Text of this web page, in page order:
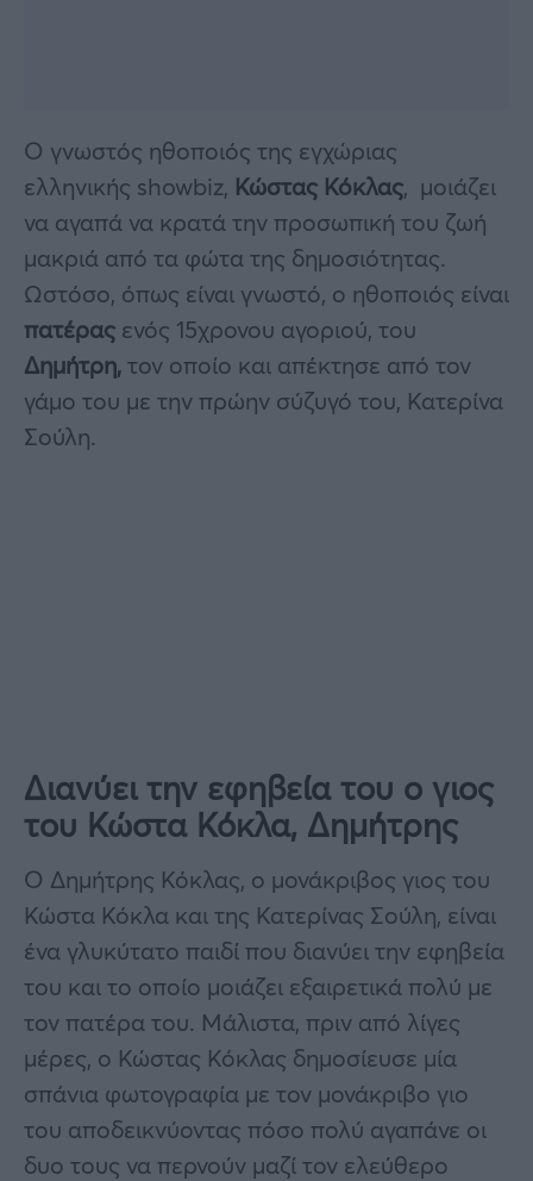
Ο γνωστός ηθοποιός της εγχώριας
ελληνικής showbiz, Κώστας Κόκλας, μοιάζει
να αγαπά να κρατά την προσωπική του ζωή
μακριά από τα φώτα της δημοσιότητας.
Ωστόσο, όπως είναι γνωστό, ο ηθοποιός είναι
πατέρας ενός 15χρονου αγοριού, του
Δημήτρη,τον οποίο και απέκτησε από τον
γάμο του με την πρώην σύζυγό του, Κατερίνα
Σούλη.
Διανύει την εφηβεία του ο γιος
του Κώστα Κόκλα, Δημήτρης
Ο Δημήτρης Κόκλας, ο μονάκριβος γιος του
Κώστα Κόκλα και της Κατερίνας Σούλη, είναι
ένα γλυκύτατο παιδί που διανύει την εφηβεία
του και το οποίο μοιάζει εξαιρετικά πολύ με
τον πατέρα του. Μάλιστα, πριν από λίγες
μέρες, ο Κώστας Κόκλας δημοσίευσε μία
σπάνια φωτογραφία με τον μονάκριβο γιο
του αποδεικνύοντας πόσο πολύ αγαπάνε οι
δυο τους να περνούν μαζί τον ελεύθερο